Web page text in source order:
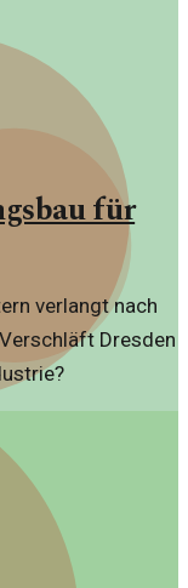
für
verlangt nach
Dresden